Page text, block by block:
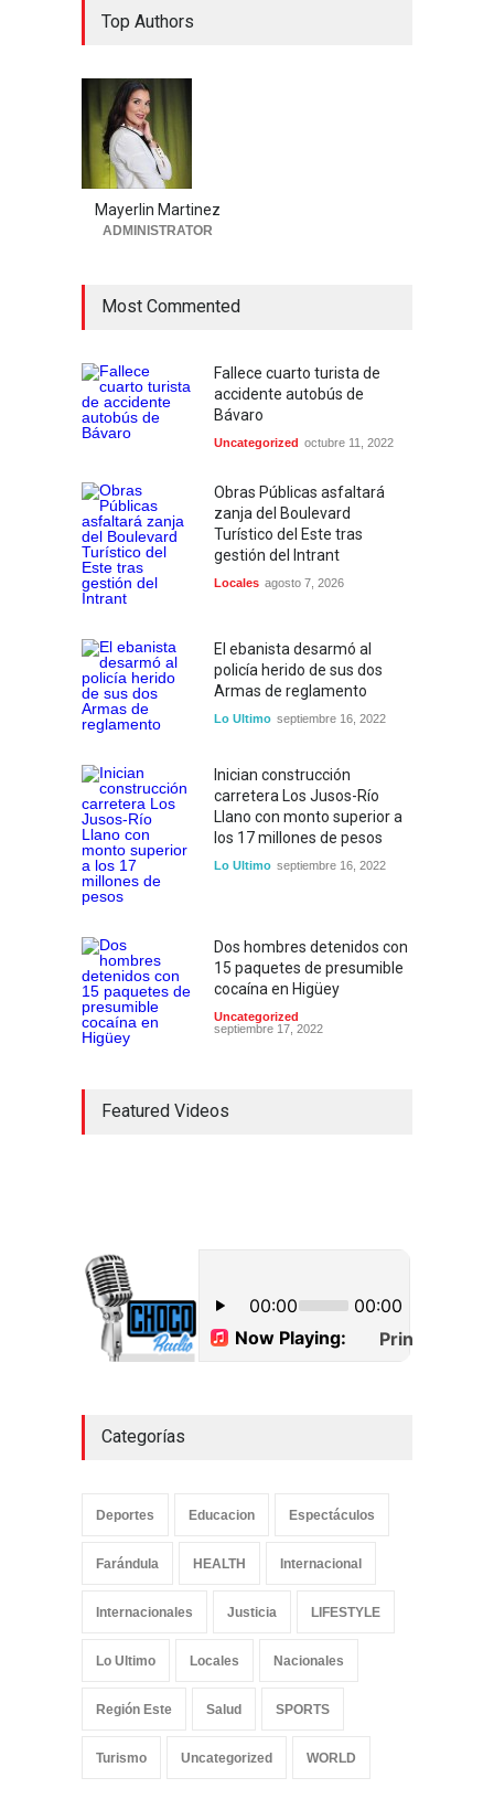
Top Authors
Mayerlin Martinez
ADMINISTRATOR
Most Commented
Fallece cuarto turista de
accidente autobús de
Bávaro
Uncategorized octubre 11, 2022
Obras Públicas asfaltará
zanja del Boulevard
Turístico del Este tras
gestión del Intrant
Locales agosto 7, 2026
El ebanista desarmó al
policía herido de sus dos
Armas de reglamento
Lo Ultimo septiembre 16, 2022
Inician construcción
carretera Los Jusos-Río
Llano con monto superior a
los 17 millones de pesos
Lo Ultimo septiembre 16, 2022
Dos hombres detenidos con
15 paquetes de presumible
cocaína en Higüey
Uncategorized
septiembre 17, 2022
Featured Videos
Categorías
Deportes Educacion Espectáculos
Farándula HEALTH Internacional
Internacionales Justicia LIFESTYLE
Lo Ultimo Locales Nacionales
Región Este Salud SPORTS
Turismo Uncategorized WORLD